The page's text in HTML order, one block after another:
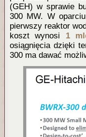
(GEH) w sprawie
300 MW. W
pierwszy reaktor
koszt wynosi 1
osiągnięcia dzięki
300 ma dawać